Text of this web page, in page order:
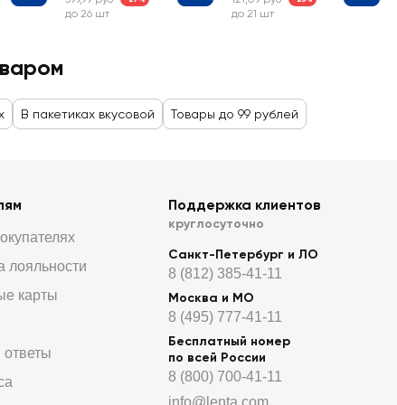
до 26 шт до 21 шт
В пакетиках вкусовой Товары до 99 рублей
лояльности
карты
Поддержка клиентов
круглосуточно
Санкт-Петербург и ЛО
8 (812) 385-41-11
Москва и МО
8 (495) 777-41-11
Бесплатный номер
по всей России
8 (800) 700-41-11
info@lenta.com